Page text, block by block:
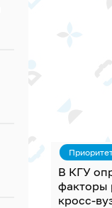
В КГУ
факторы
кросс-